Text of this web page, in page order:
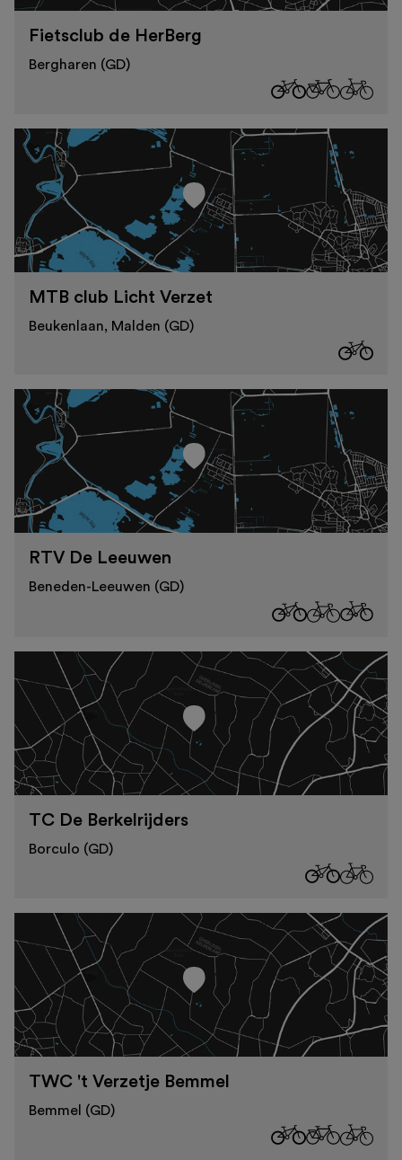
Fietsclub de HerBerg
Bergharen (GD)
MTB club Licht Verzet
Beukenlaan, Malden (GD)
RTV De Leeuwen
Beneden-Leeuwen (GD)
TC De Berkelrijders
Borculo (GD)
TWC 't Verzetje Bemmel
Bemmel (GD)